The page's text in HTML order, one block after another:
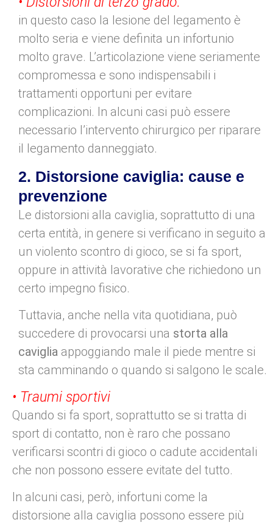
in questo caso la lesione del legamento è
molto seria e viene definita un infortunio
molto grave. L’articolazione viene seriamente
compromessa e sono indispensabili i
trattamenti opportuni per evitare
complicazioni. In alcuni casi può essere
necessario l’intervento chirurgico per riparare
il legamento danneggiato.
2. Distorsione caviglia: cause e
prevenzione
Le distorsioni alla caviglia, soprattutto di una
certa entità, in genere si verificano in seguito a
un violento scontro di gioco, se si fa sport,
oppure in attività lavorative che richiedono un
certo impegno fisico.
Tuttavia, anche nella vita quotidiana, può
succedere di provocarsi una storta alla
caviglia appoggiando male il piede mentre si
sta camminando o quando si salgono le scale.
• Traumi sportivi
Quando si fa sport, soprattutto se si tratta di
sport di contatto, non è raro che possano
verificarsi scontri di gioco o cadute accidentali
che non possono essere evitate del tutto.
In alcuni casi, però, infortuni come la
distorsione alla caviglia possono essere più